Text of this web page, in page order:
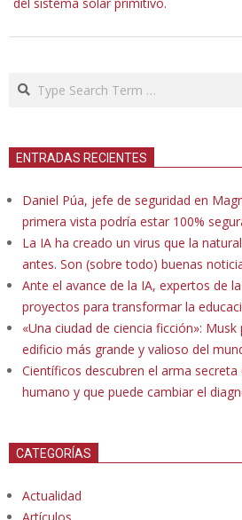
Search
ENTRADAS RECIENTES
Daniel Púa, jefe de seguridad en
primera vista podría estar 100%
La IA ha creado un virus que la
antes. Son (sobre todo) buenas
Ante el avance de la IA, expertos de
proyectos para transformar la
«Una ciudad de ciencia ficción»:
edificio más grande y valioso del
Científicos descubren el arma
humano y que puede cambiar el
CATEGORÍAS
Actualidad
Artículos